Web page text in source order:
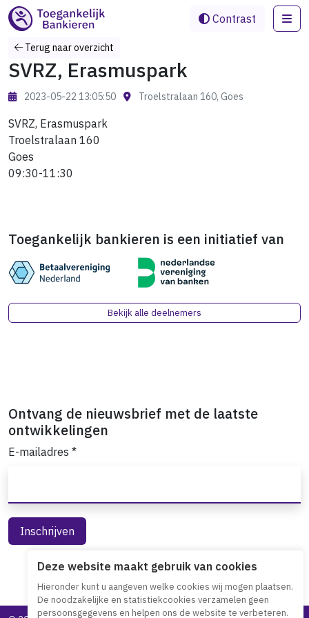
Contrast
Terug naar overzicht
SVRZ, Erasmuspark
2023-05-22 13:05:50 Troelstralaan 160, Goes
SVRZ, Erasmuspark
Troelstralaan 160
Goes
09:30-11:30
Toegankelijk bankieren is een initiatief van
Bekijk alle deelnemers
Ontvang de nieuwsbrief met de laatste
ontwikkelingen
E-mailadres *
Deze website maakt gebruik van cookies
Hieronder kunt u aangeven welke cookies wij mogen plaatsen.
De noodzakelijke en statistiekcookies verzamelen geen
persoonsgegevens en helpen ons de website te verbeteren.